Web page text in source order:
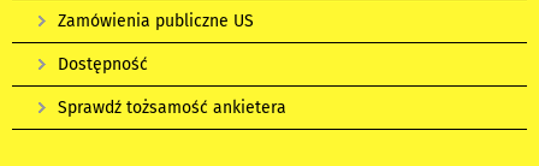
Zamówienia publiczne US
Dostępność
Sprawdź tożsamość ankietera